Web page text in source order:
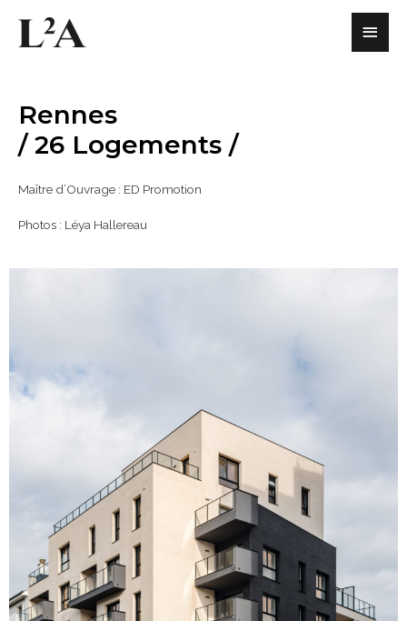
Rennes
/ 26 Logements /
Maître d’Ouvrage : ED Promotion
Photos : Léya Hallereau